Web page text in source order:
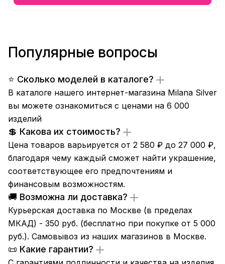
Популярные вопросы
⭐ Сколько моделей в каталоге?
В каталоге нашего интернет-магазина Milana Silver
вы можете ознакомиться с ценами на 6 000
изделий
💲 Какова их стоимость?
Цена товаров варьируется от 2 580 ₽ до 27 000 ₽,
благодаря чему каждый сможет найти украшение,
соответствующее его предпочтениям и
финансовым возможностям.
🚚 Возможна ли доставка?
Курьерская доставка по Москве (в пределах
МКАД) - 350 руб. (бесплатно при покупке от 5 000
руб.). Самовывоз из наших магазинов в Москве.
📜 Какие гарантии?